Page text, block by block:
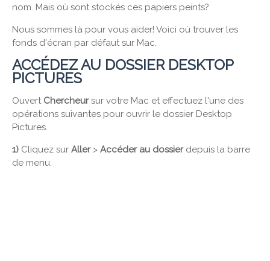
nom. Mais où sont stockés ces papiers peints?
Nous sommes là pour vous aider! Voici où trouver les
fonds d'écran par défaut sur Mac.
ACCÉDEZ AU DOSSIER DESKTOP
PICTURES
Ouvert Chercheursur votre Mac et effectuez l'une des
opérations suivantes pour ouvrir le dossier Desktop
Pictures.
1) Cliquez sur Aller> Accéder au dossierdepuis la barre
de menu.